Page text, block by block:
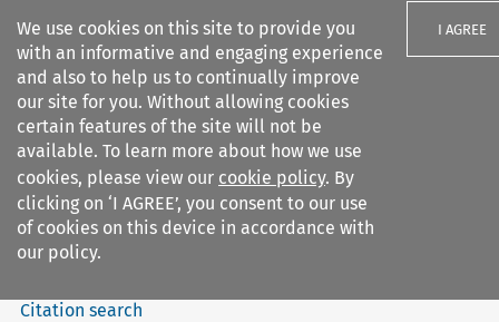
We use cookies on this site to provide you
with an informative and engaging experience
and also to help us to continually improve
our site for you. Without allowing cookies
certain features of the site will not be
available. To learn more about how we use
cookies, please view our cookie policy. By
clicking on ‘I AGREE’, you consent to our use
of cookies on this device in accordance with
our policy.
I AGREE
Search filters
Iurgium %5Bpreviously Spain
Arbitration ...
Search content
Citation search